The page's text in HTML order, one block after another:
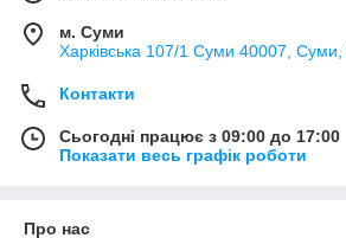
м. Суми
Харківська 107/1 Суми 40007, Суми,
Контакти
Сьогодні працює з 09:00 до 17:00
Показати весь графік роботи
Про нас